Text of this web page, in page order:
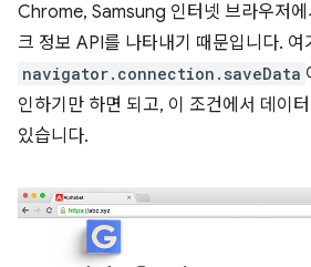
Chrome, Samsung 인터넷 브라우저에
크 정보 API를 나타내기 때문입니다. 여
navigator.connection.saveData
인하기만 하면 되고, 이 조건에서 데이
있습니다.